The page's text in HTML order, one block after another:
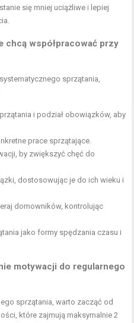
się mniej uciążliwe i lepiej
chcą współpracować przy
sprzątania,
i podział obowiązków, aby
prace sprzątające.
by zwiększyć chęć do
dostosowując je do ich wieku i
domowników, kontrolując
jako formy spędzania czasu i
motywacji do regularnego
sprzątania, warto zacząć od
które zajmują maksymalnie 2